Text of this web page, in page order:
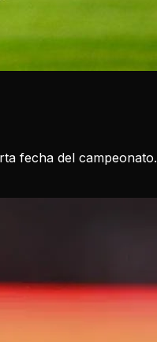
fecha del campeonato.